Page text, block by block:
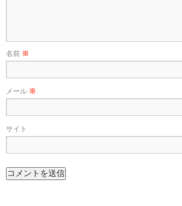
名前 ※
メール ※
サイト